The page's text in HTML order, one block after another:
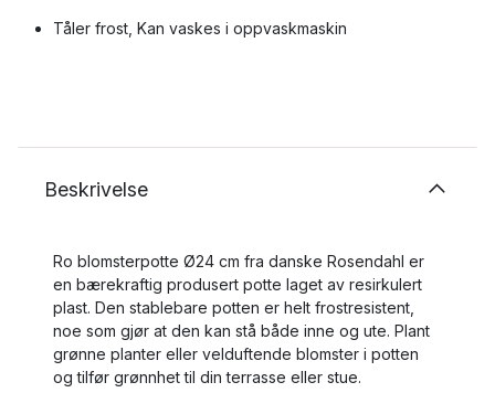
Tåler frost, Kan vaskes i oppvaskmaskin
Beskrivelse
Ro blomsterpotte Ø24 cm fra danske Rosendahl er
en bærekraftig produsert potte laget av resirkulert
plast. Den stablebare potten er helt frostresistent,
noe som gjør at den kan stå både inne og ute. Plant
grønne planter eller velduftende blomster i potten
og tilfør grønnhet til din terrasse eller stue.